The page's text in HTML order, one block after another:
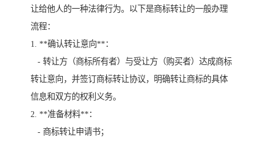
让给他人的一种法律行为。以下是商标转让的一般办理
流程：
1. **确认转让意向**：
- 转让方（商标所有者）与受让方（购买者）达成商标
转让意向，并签订商标转让协议，明确转让商标的具体
信息和双方的权利义务。
2. **准备材料**：
- 商标转让申请书；